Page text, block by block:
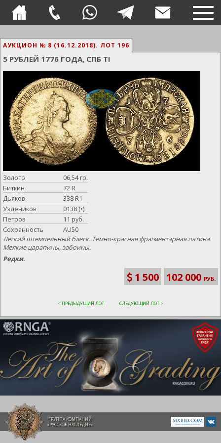
АУКЦИОН № 8 (16.12.2018). ЛОТ 196
5 РУБЛЕЙ 1776 ГОДА, СПБ TI
Золото
06,54 гр.
Биткин
72 R
Дьяков
338 R1
Уздеников
0138 (•)
Петров
11 руб.
Сохранность
AU50
Легкий штемпельный блеск. Темно-красная фрагментарная патина.
Мелкие царапины, забоины.
Редки.
1 500 102 000 РУБ.
< ПРЕДЫДУЩИЙ ЛОТ СЛЕДУЮЩИЙ ЛОТ >
ГРУППА КОМПАНИЙ
«РУССКОЕ НАСЛЕДИЕ»